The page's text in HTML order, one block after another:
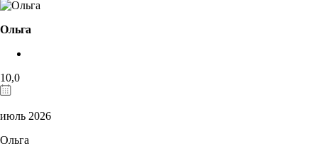
Ольга
10,0
июль 2026
Ольга